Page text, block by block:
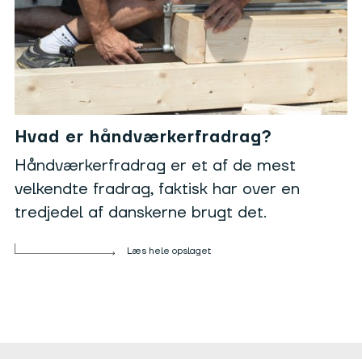
Hvad er håndværkerfradrag?
Håndværkerfradrag er et af de mest
velkendte fradrag, faktisk har over en
tredjedel af danskerne brugt det.
Læs hele opslaget